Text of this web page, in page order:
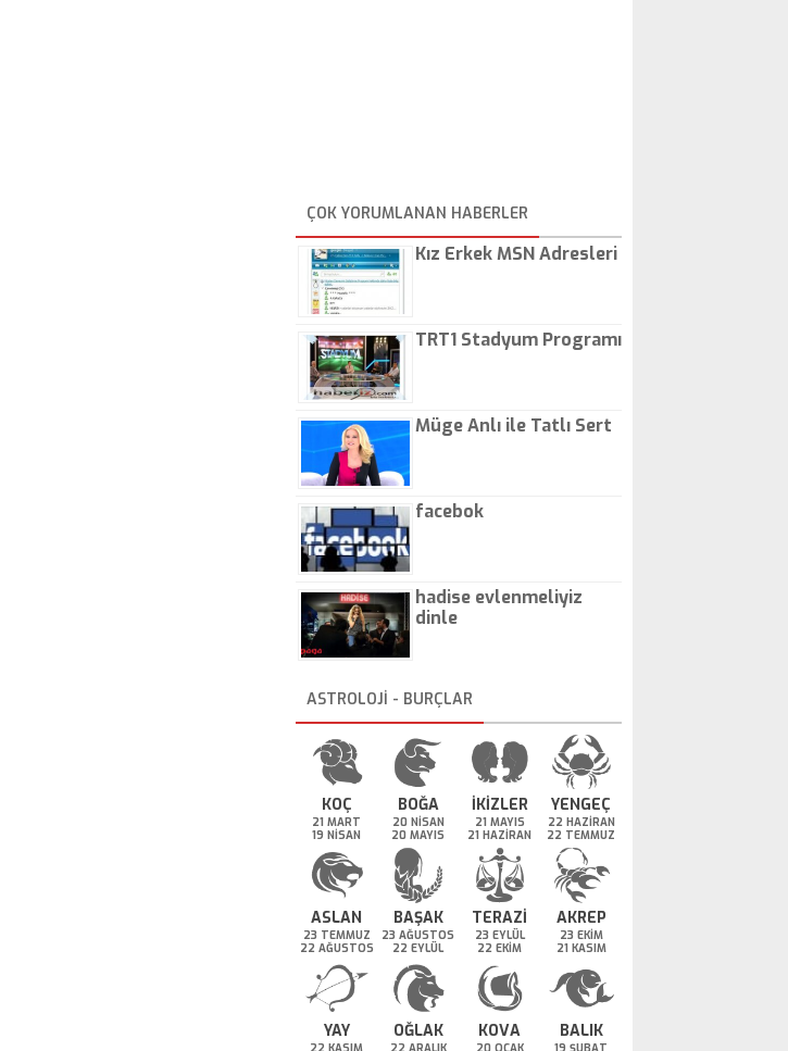
ÇOK YORUMLANAN HABERLER
Kız Erkek MSN Adresleri
TRT1 Stadyum Programı
Müge Anlı ile Tatlı Sert
facebok
hadise evlenmeliyiz
dinle
ASTROLOJİ - BURÇLAR
KOÇ
21 MART
19 NİSAN
BOĞA
20 NİSAN
20 MAYIS
İKİZLER
21 MAYIS
21 HAZİRAN
YENGEÇ
22 HAZİRAN
22 TEMMUZ
ASLAN
23 TEMMUZ
22 AĞUSTOS
BAŞAK
23 AĞUSTOS
22 EYLÜL
TERAZİ
23 EYLÜL
22 EKİM
AKREP
23 EKİM
21 KASIM
YAY OĞLAK KOVA BALIK